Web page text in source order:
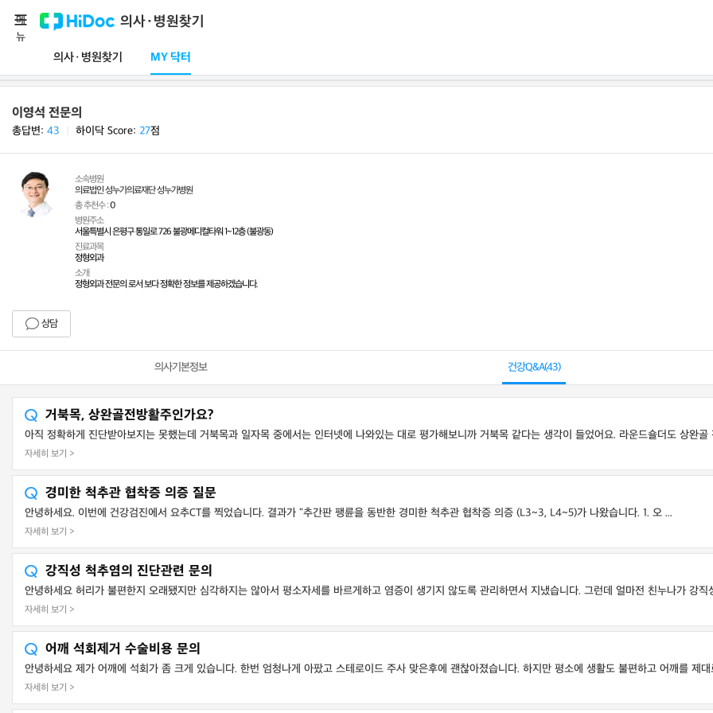
의사·병원찾기
의사·병원찾기 MY 닥터
메
뉴
이영석 전문의
총답변: 43 하이닥 Score: 27점
소속병원
의료법인 성누가의료재단 성누가병원
총 추천수 :0
병원주소
서울특별시 은평구 통일로 726 불광메디컬타워 1~12층 (불광동)
진료과목
정형외과
소개
정형외과 전문의 로서 보다 정확한 정보를 제공하겠습니다.
상담
의사기본정보 건강Q&A(43)
거북목, 상완골전방활주인가요?
아직 정확하게 진단받아보지는 못했는데 거북목과 일자목 중에서는 인터넷에 나와있는 대로 평가해보니까 거북목 같다는 생각이 들었어요. 라운드숄더도 상완골
자세히 보기 >
경미한 척추관 협착증 의증 질문
안녕하세요. 이번에 건강검진에서 요추CT를 찍었습니다. 결과가 "추간판 팽륜을 동반한 경미한 척추관 협착증 의증 (L3~3, L4~5)가 나왔습니다. 1. 오 ...
자세히 보기 >
강직성 척추염의 진단관련 문의
안녕하세요 허리가 불편한지 오래됐지만 심각하지는 않아서 평소자세를 바르게하고 염증이 생기지 않도록 관리하면서 지냈습니다. 그런데 얼마전 친누나가 강직
자세히 보기 >
어깨 석회제거 수술비용 문의
안녕하세요 제가 어깨에 석회가 좀 크게 있습니다. 한번 엄청나게 아팠고 스테로이드 주사 맞은후에 괜찮아졌습니다. 하지만 평소에 생활도 불편하고 어깨를 제대
자세히 보기 >